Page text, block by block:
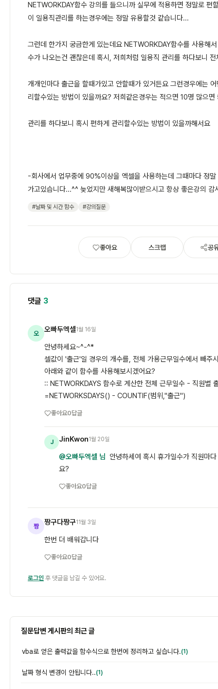
NETWORKDAY함수 강의를 들으니까 실무에 적용하면 정말로 편
이 일용직관리를 하는경우에는 정말 유용할것 같습니다...
그런데 한가지 궁금한게 있는데요 NETWORKDAY함수를 사용해
수가 나오는건 괜찮은데 혹시, 저희처럼 일용직 관리를 하다보니
개개인마다 출근을 할때가있고 안할때가 있거든요 그런경우에는
리할수있는 방법이 있을까요? 저희같은경우는 적으면 10명 많으
관리를 하다보니 혹시 편하게 관리할수있는 방법이 있을까해서요
-회사에서 업무중에 90%이상을 엑셀을 사용하는데 그때마다 정
가고있습니다...^^ 늦었지만 새해복많이받으시고 항상 좋은강의 감
#날짜 및 시간 함수 #강의질문
좋아요 스크랩 공
댓글 3
오 오빠두엑셀1월 16일
안녕하세요~^-^*
셀값이 '출근'일 경우의 개수를, 전체 가용근무일수에서 빼주
아래와 같이 함수를 사용해보시겠어요?
:: NETWORKDAYS 함수로 계산한 전체 근무일수 - 직원별
=NETWORKSDAYS() - COUNTIF(범위,"출근")
좋아요0답글
J JinKwon1월 20일
@오빠두엑셀 님 안녕하세여 혹시 휴가일수가 직원마
요?
좋아요0답글
짱 짱구다짱구11월 3일
한번 더 배워갑니다
좋아요0답글
로그인 후 댓글을 남길 수 있어요.
질문답변 게시판의 최근 글
vba로 얻은 출력값을 함수식으로 한번에 정리하고 싶습니다.(1)
날짜 형식 변경이 안됩니다..(1)